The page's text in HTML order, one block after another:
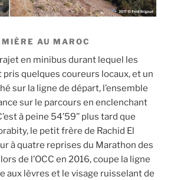
AU MAROC
en minibus durant lequel les
quelques coureurs locaux, et un
sur la ligne de départ, l’ensemble
sur le parcours en enclenchant
à peine 54’59’’ plus tard que
le petit frère de Rachid El
à quatre reprises du Marathon des
de l’OCC en 2016, coupe la ligne
aux lèvres et le visage ruisselant de